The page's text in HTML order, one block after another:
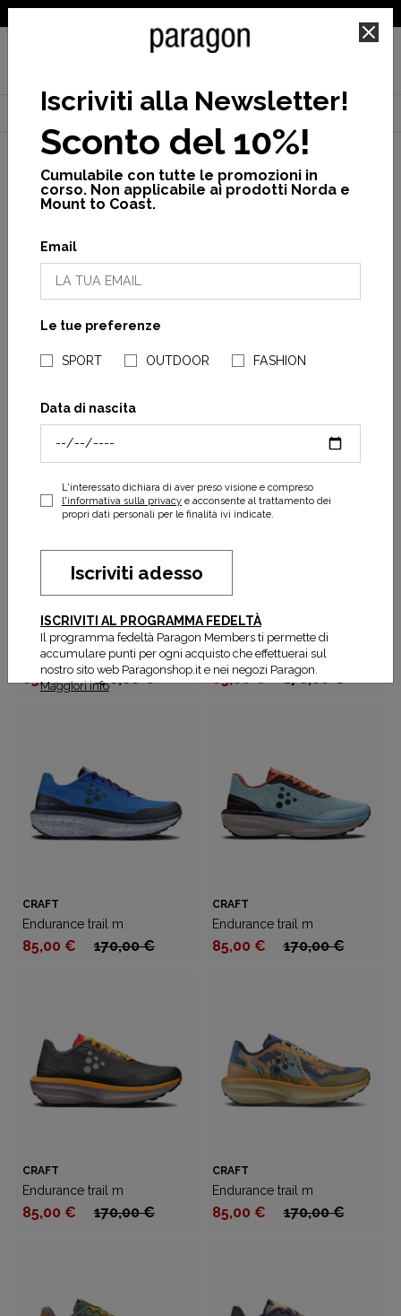
NEGOZI PARAGONSHOP
Home Brand Craft Cross Promo
Woman
Man
APPLICA
CRAFT
72,00 € 180,00 €
CRAFT
CRAFT
Endurance trail m
85,00 € 170,00 €
CRAFT
Endurance trail m
85,00 € 170,00 €
CRAFT
Endurance trail m
85,00 € 170,00 €
CRAFT
Endurance trail m
85,00 € 170,00 €
CRAFT
Endurance trail m
85,00 € 170,00 €
CRAFT
Endurance trail m
85,00 € 170,00 €
Iscriviti alla Newsletter!
Sconto del 10%!
Cumulabile con tutte le promozioni in
corso. Non applicabile ai prodotti Norda e
Mount to Coast.
Email
Le tue preferenze
SPORT OUTDOOR FASHION
Data di nascita
L'interessato dichiara di aver preso visione e compreso
l'informativa sulla privacye acconsente al trattamento dei
propri dati personali per le finalità ivi indicate.
Iscriviti adesso
ISCRIVITI AL PROGRAMMA FEDELTÀ
Il programma fedeltà Paragon Members ti permette di
accumulare punti per ogni acquisto che effettuerai sul
nostro sito web Paragonshop.it e nei negozi Paragon.
Maggiori info